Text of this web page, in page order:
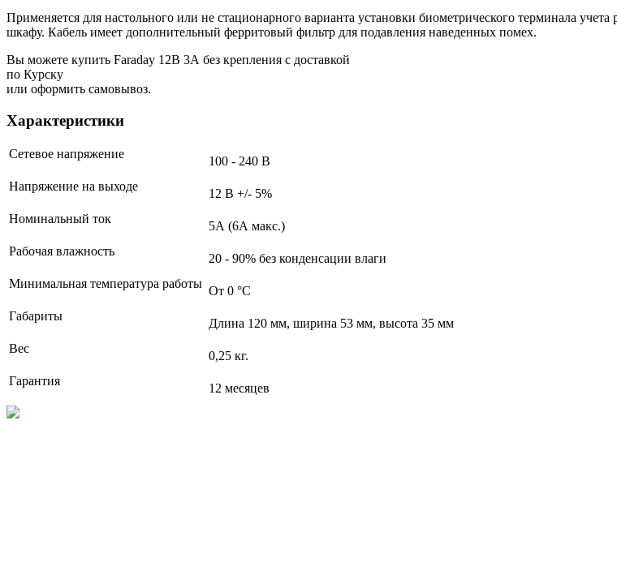
Применяется для настольного или не стационарного варианта установки биометрического терминала
шкафу. Кабель имеет дополнительный ферритовый фильтр для подавления наведенных помех.
Вы можете купить Faraday 12В 3А без крепления с доставкой
по Курску
или оформить самовывоз.
Характеристики
Сетевое напряжение
100 - 240 В
Напряжение на выходе
12 В +/- 5%
Номинальный ток
5А (6А макс.)
Рабочая влажность
20 - 90% без конденсации влаги
Минимальная температура работы
От 0 °С
Габариты
Длина 120 мм, ширина 53 мм, высота 35 мм
Вес
0,25 кг.
Гарантия
12 месяцев